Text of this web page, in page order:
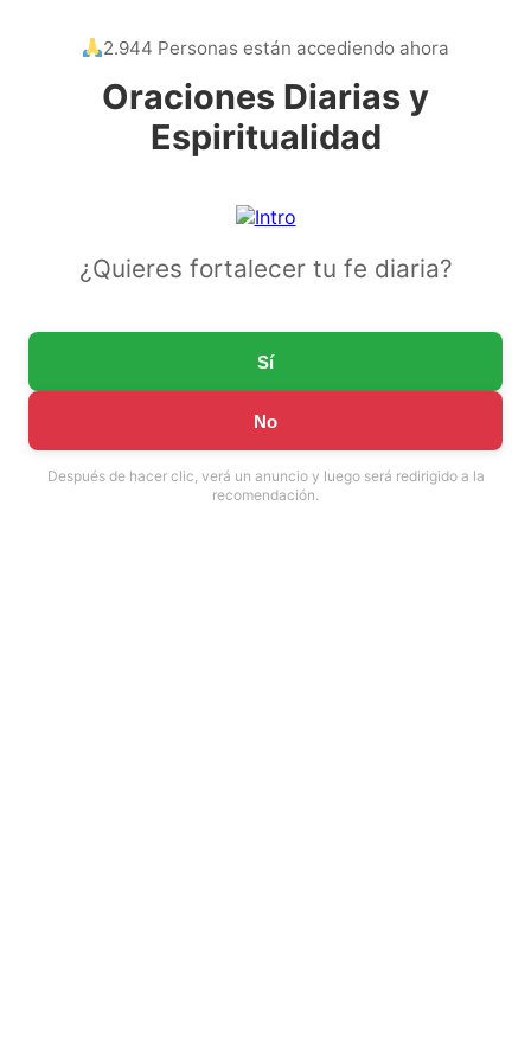
2.944 Personas están accediendo ahora
Oraciones Diarias y
Espiritualidad
¿Quieres fortalecer tu fe diaria?
Sí
No
Después de hacer clic, verá un anuncio y luego será redirigido a la
recomendación.